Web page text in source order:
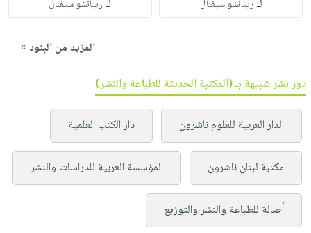
لـ ريتانشو سيغنال لـ ريتانشو سيغنال
المزيد من البنود »
دور نشر شبيهة بـ (المكتبة الحديثة للطباعة والنشر)
الدار العربية للعلوم ناشرون دار الكتب العلمية
مكتبة لبنان ناشرون المؤسسة العربية للدراسات والنشر
أصالة للطباعة والنشر والتوزيع